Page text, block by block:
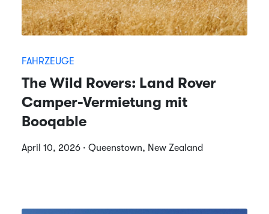
FAHRZEUGE
The Wild Rovers: Land Rover
Camper-Vermietung mit
Booqable
April 10, 2026 · Queenstown, New Zealand